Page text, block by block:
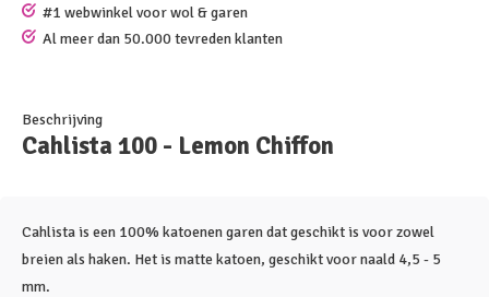
#1 webwinkel voor wol & garen
Al meer dan 50.000 tevreden klanten
Beschrijving
Cahlista 100 - Lemon Chiffon
Cahlista is een 100% katoenen garen dat geschikt is voor zowel
breien als haken. Het is matte katoen, geschikt voor naald 4,5 - 5
mm.